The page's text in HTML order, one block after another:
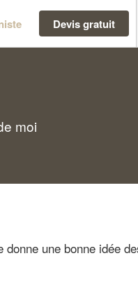
Devis gratuit
moi
une bonne idée